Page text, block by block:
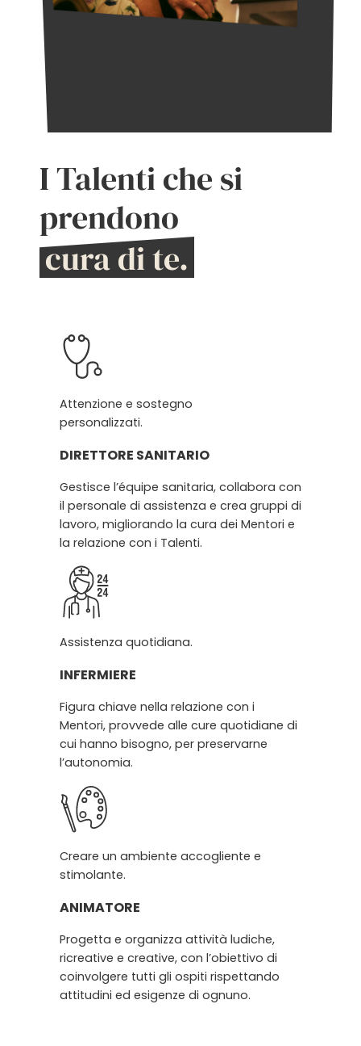
I Talenti che si
prendono
cura di te.
Attenzione e sostegno
personalizzati.
DIRETTORE SANITARIO
Gestisce l’équipe sanitaria, collabora con
il personale di assistenza e crea gruppi di
lavoro, migliorando la cura dei Mentori e
la relazione con i Talenti.
Assistenza quotidiana.
INFERMIERE
Figura chiave nella relazione con i
Mentori, provvede alle cure quotidiane di
cui hanno bisogno, per preservarne
l’autonomia.
Creare un ambiente accogliente e
stimolante.
ANIMATORE
Progetta e organizza attività ludiche,
ricreative e creative, con l’obiettivo di
coinvolgere tutti gli ospiti rispettando
attitudini ed esigenze di ognuno.